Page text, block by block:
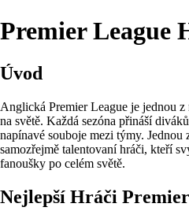
Premier League
Úvod
Anglická Premier League je jednou
na světě. Každá sezóna přináší
napínavé souboje mezi týmy.
samozřejmě talentovaní hráči, kteří
fanoušky po celém světě.
Nejlepší Hráči